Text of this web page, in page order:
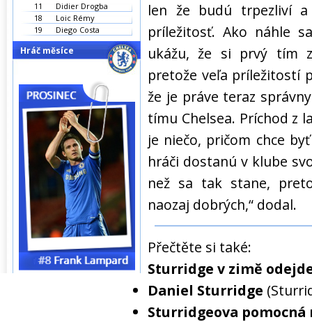
len že budú trpezliví
príležitosť. Ako náhle
ukážu, že si prvý tím
pretože veľa príležitostí
že je práve teraz
tímu Chelsea. Príchod z
je niečo, pričom chce
hráči dostanú v klube
než sa tak stane,
naozaj dobrých,“ dodal.
Přečtěte si také:
Sturridge v zimě
Daniel Sturridge
Sturridgeova pomocná
11
Didier Drogba
18
Loic Rémy
19
Diego Costa
Hráč měsíce